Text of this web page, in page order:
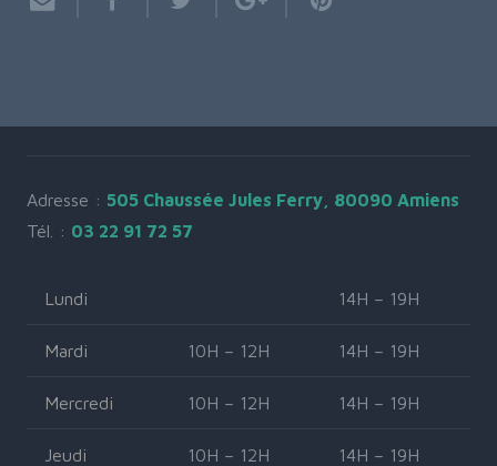
Adresse : 505 Chaussée Jules Ferry, 80090 Amiens
Tél. : 03 22 91 72 57
Lundi 14H – 19H
Mardi 10H – 12H 14H – 19H
Mercredi 10H – 12H 14H – 19H
Jeudi 10H – 12H 14H – 19H